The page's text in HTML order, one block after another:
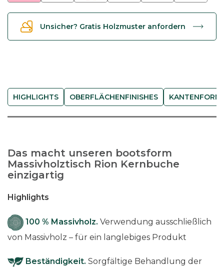
f
o
r
K
e
n
u
c
e
Unsicher? Gratis Holzmuster anfordern
HIGHLIGHTS OBERFLÄCHENFINISHES
Das macht unseren bootsform
Massivholztisch Rion Kernbuche
einzigartig
Highlights
100 % Massivholz. Verwendung ausschließlich
von Massivholz – für ein langlebiges Produkt
Beständigkeit. Sorgfältige Behandlung der